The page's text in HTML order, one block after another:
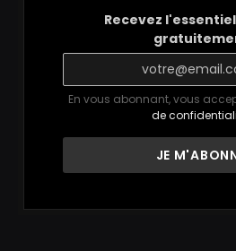
Recevez
En vous abonnant, vous
de